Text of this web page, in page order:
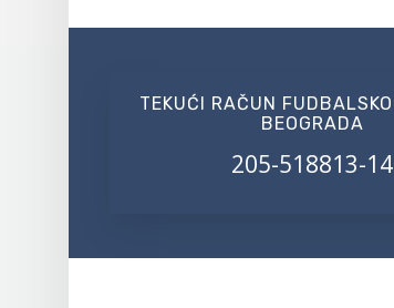
TEKUĆI RAČUN
BEOGRADA
205-518813-14